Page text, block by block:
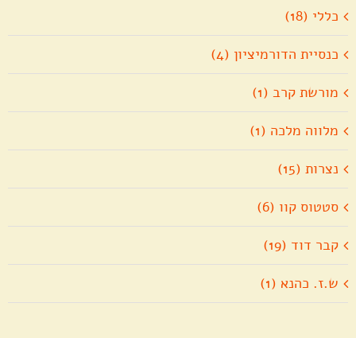
כללי (18)
כנסיית הדורמיציון (4)
מורשת קרב (1)
מלווה מלכה (1)
נצרות (15)
סטטוס קוו (6)
קבר דוד (19)
ש.ז. כהנא (1)